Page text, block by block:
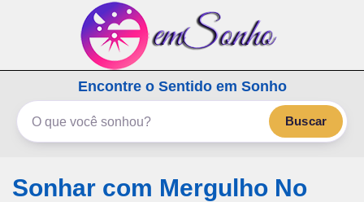
emSonho.com
Os sonhos significam mais
Encontre o Sentido em Sonho
Buscar
Sonhar com Mergulho No